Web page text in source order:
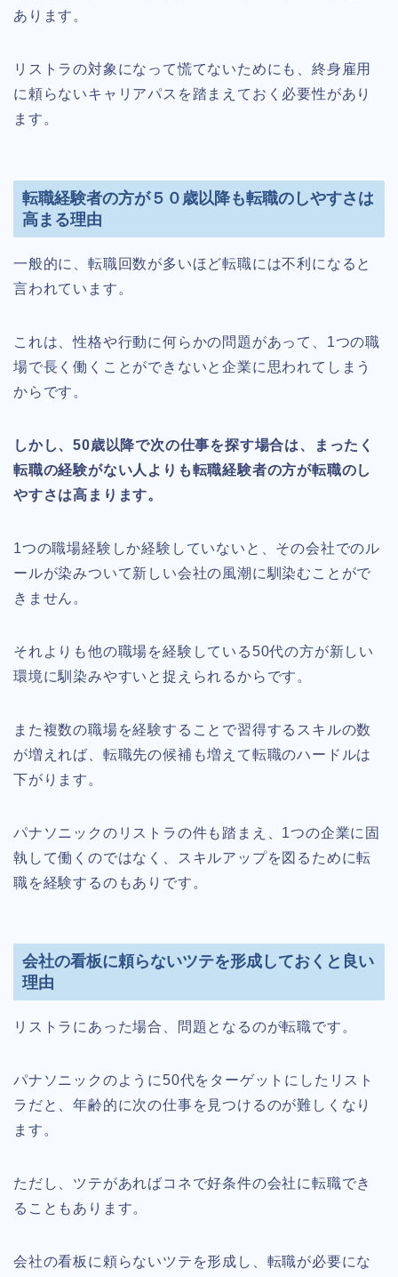
あります。
リストラの対象になって慌てないためにも、終身雇用
に頼らないキャリアパスを踏まえておく必要性があり
ます。
転職経験者の方が５０歳以降も転職のしやすさは
高まる理由
一般的に、転職回数が多いほど転職には不利になると
言われています。
これは、性格や行動に何らかの問題があって、1つの職
場で長く働くことができないと企業に思われてしまう
からです。
しかし、50歳以降で次の仕事を探す場合は、まったく
転職の経験がない人よりも転職経験者の方が転職のし
やすさは高まります。
1つの職場経験しか経験していないと、その会社でのル
ールが染みついて新しい会社の風潮に馴染むことがで
きません。
それよりも他の職場を経験している50代の方が新しい
環境に馴染みやすいと捉えられるからです。
また複数の職場を経験することで習得するスキルの数
が増えれば、転職先の候補も増えて転職のハードルは
下がります。
パナソニックのリストラの件も踏まえ、1つの企業に固
執して働くのではなく、スキルアップを図るために転
職を経験するのもありです。
会社の看板に頼らないツテを形成しておくと良い
理由
リストラにあった場合、問題となるのが転職です。
パナソニックのように50代をターゲットにしたリスト
ラだと、年齢的に次の仕事を見つけるのが難しくなり
ます。
ただし、ツテがあればコネで好条件の会社に転職でき
ることもあります。
会社の看板に頼らないツテを形成し、転職が必要にな